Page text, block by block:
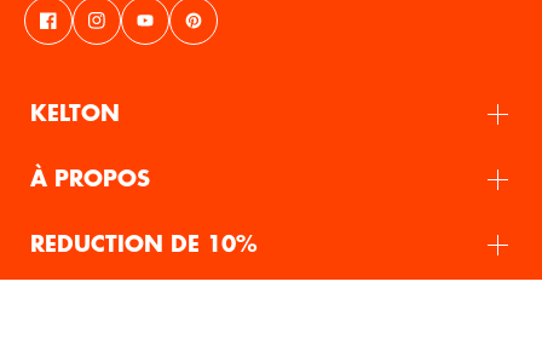
KELTON
À PROPOS
REDUCTION DE 10%